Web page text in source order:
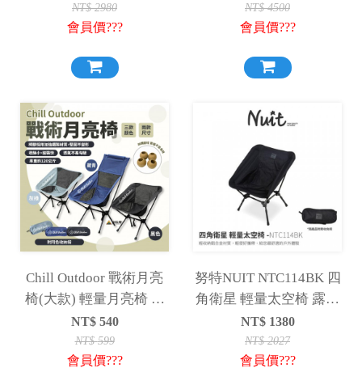
NT$2980
會員價???
NT$4500
會員價???
Chill Outdoor 戰術月亮
椅(大款) 輕量月亮椅 露
營椅 月亮椅 折疊椅 野營
椅 登山椅 懶人椅
NT$ 540
NT$599
會員價???
努特NUIT NTC114BK 四
角衛星 輕量太空椅 露營
椅 釣魚椅 月亮椅 輕量椅
便攜椅 摺疊椅
NT$ 1380
NT$2027
會員價???